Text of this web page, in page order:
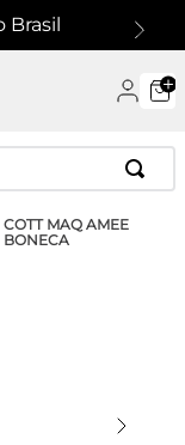
Brasil
COTT MAQ AMEE
BONECA